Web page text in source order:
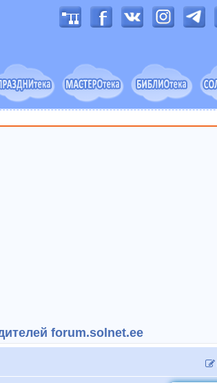
forum.solnet.ee